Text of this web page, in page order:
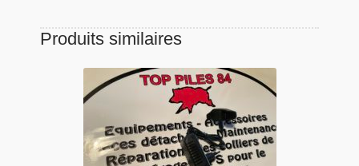
Produits similaires